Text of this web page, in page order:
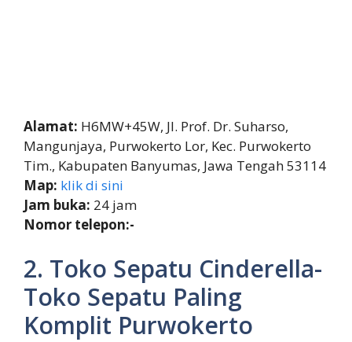
Alamat: H6MW+45W, Jl. Prof. Dr. Suharso,
Mangunjaya, Purwokerto Lor, Kec. Purwokerto
Tim., Kabupaten Banyumas, Jawa Tengah 53114
Map: klik di sini
Jam buka: 24 jam
Nomor telepon:-
2. Toko Sepatu Cinderella-
Toko Sepatu Paling
Komplit Purwokerto